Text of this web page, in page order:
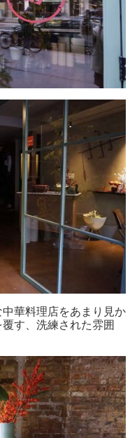
華料理店をあまり見か
す、洗練された雰囲